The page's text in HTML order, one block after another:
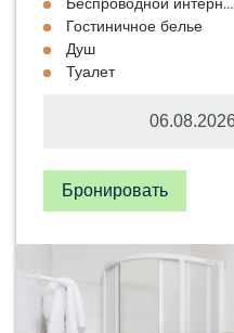
Беспроводной интернет
Гостиничное белье
Душ
Туалет
Бронировать